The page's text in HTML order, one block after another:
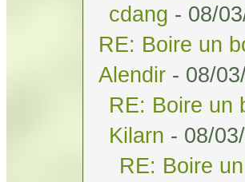
cdang - 08/
RE: Boire un
Alendir - 08/
RE: Boire un
Kilarn - 08/
RE: Boire